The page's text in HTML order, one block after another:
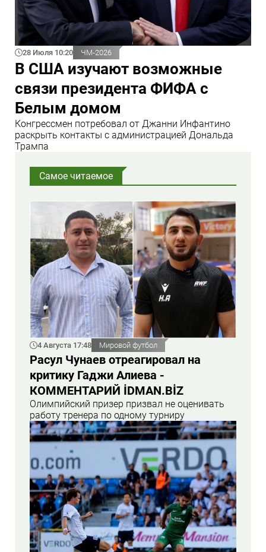
28 Июля 10:20 ЧМ-2026
В США изучают возможные
связи президента ФИФА с
Белым домом
Конгрессмен потребовал от Джанни Инфантино
раскрыть контакты с администрацией Дональда
Трампа
Самое читаемое
4 Августа 17:48 Мировой футбол
Расул Чунаев отреагировал на
критику Гаджи Алиева -
КОММЕНТАРИЙ İDMAN.BİZ
Олимпийский призер призвал не оценивать
работу тренера по одному турниру